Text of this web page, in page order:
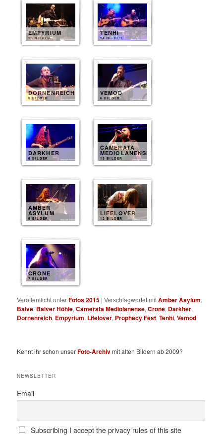
EMPYRIUM
15 BILDER
TENHI
14 BILDER
DORNENREICH
8 BILDER
VEMOD
6 BILDER
DARKHER
6 BILDER
CAMERATA
MEDIOLANENSE
13 BILDER
AMBER
ASYLUM
8 BILDER
LIFELOVER
12 BILDER
CRONE
7 BILDER
Veröffentlicht unterFotos 2015 |Verschlagwortet mitAmber Asylum,
Balve, Balver Höhle,Camerata Mediolanense,Crone, Darkher,
Dornenreich, Empyrium, Lifelover, Prophecy Fest,Tenhi,Vemod
Kennt ihr schon unserFoto-Archivmit alten Bildern ab 2009?
NEWSLETTER
Email
Subscribing I accept the privacy rules of this site